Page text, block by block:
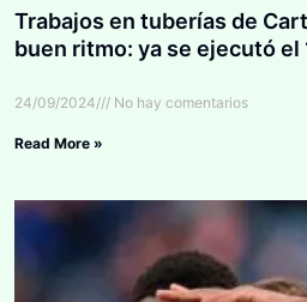
Trabajos en tuberías de
buen ritmo: ya se ejecutó el
24/09/2024 No hay comentarios
Read More »